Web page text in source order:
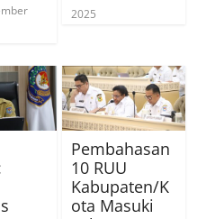
2025
Pembahasan
10 RUU
Kabupaten/K
ota Masuki